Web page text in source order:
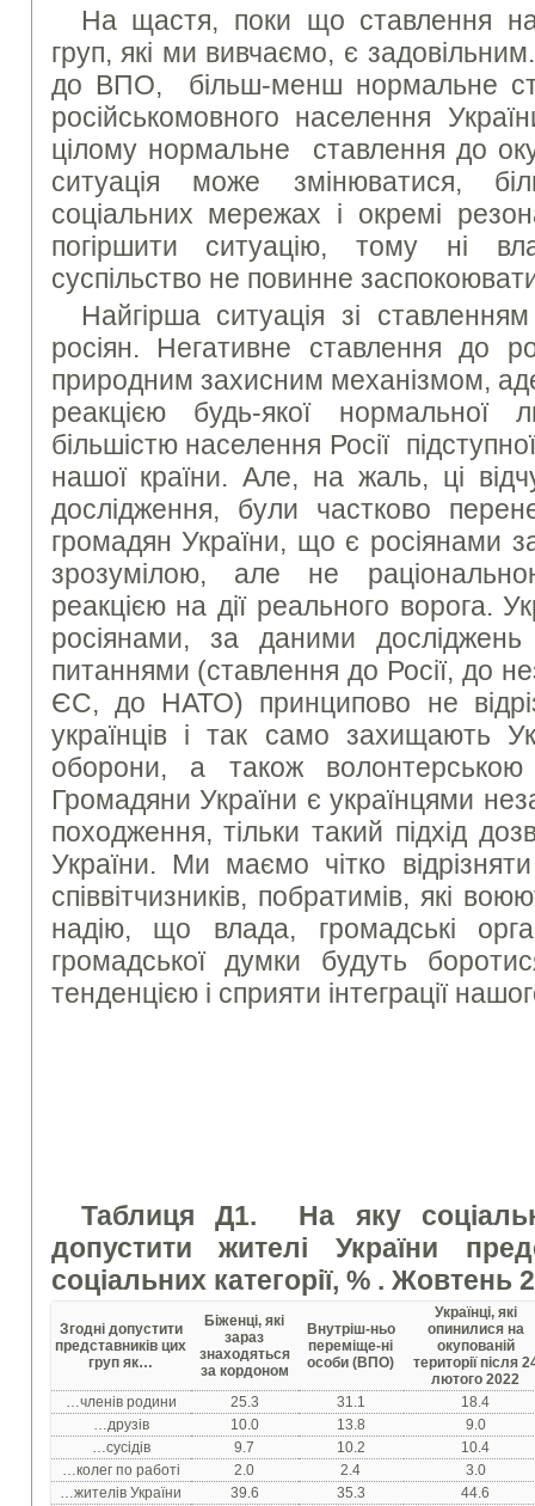
На щастя, поки що ставлення
груп, які ми вивчаємо, є
до ВПО, більш-менш нормальне
російськомовного населення
цілому нормальне ставлення до
ситуація може змінюватися,
соціальних мережах і окремі
погіршити ситуацію, тому ні
суспільство не повинне
Найгірша ситуація зі ставленням
росіян. Негативне ставлення до
природним захисним механізмом,
реакцією будь-якої нормальної
більшістю населення Росії
нашої країни. Але, на жаль, ці
дослідження, були частково
громадян України, що є росіянами
зрозумілою, але не
реакцією на дії реального ворога.
росіянами, за даними
питаннями (ставлення до Росії, до
ЄС, до НАТО) принципово не
українців і так само захищають
оборони, а також
Громадяни України є українцями
походження, тільки такий підхід
України. Ми маємо чітко
співвітчизників, побратимів, які
надію, що влада, громадські
громадської думки будуть
тенденцією і сприяти інтеграції
Таблиця Д1. На яку
допустити жителі України
соціальних категорії, % . Жовтень
Згодні допустити
представників цих
груп як…
Біженці, які
зараз
знаходяться
за кордоном
Внутріш-ньо
переміще-ні
особи (ВПО)
Українці, які
опинилися на
окупованій
території після
лютого 2022
…членів родини
25.3 31.1
18.4
…друзів
10.0 13.8
9.0
…сусідів
9.7 10.2
10.4
…колег по работі
2.0 2.4
3.0
…жителів України
39.6 35.3 44.6